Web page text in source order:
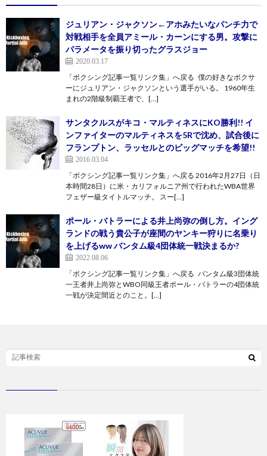
ジュリアン・ジャクソン←アホみたいなパンチ力で
対戦相手を全員アミール・カーンにする男。攻撃に
パラメータを振り切ったグラスジョー
2020.03.17
「ボクシング記事一覧リンク集」へ戻る 僕の好きなボクサ
ーにジュリアン・ジャクソンという選手がいる。 1960年生
まれの2階級制覇王者で、[…]
サンタクルスがキコ・マルティネスにKO勝利!! イ
ンファイターのマルティネスを5Rで沈め、試合後に
フランプトン、ラッセルとのビッグマッチを希望!!
2016.03.04
「ボクシング記事一覧リンク集」へ戻る 2016年2月27日（日
本時間28日）に米・カリフォルニア州で行われたWBA世界
フェザー級タイトルマッチ。 スー[…]
ポール・バトラーによる井上尚弥の倒し方。イング
ランドの戦う貴公子が座間のヤンキー狩りに名乗り
を上げるww バンタム級4団体統一戦決まるか?
2022.08.06
「ボクシング記事一覧リンク集」へ戻る バンタム級3団体統
一王者井上尚弥とWBO同級王者ポール・バトラーの4団体統
一戦が決定間近とのこと。[…]